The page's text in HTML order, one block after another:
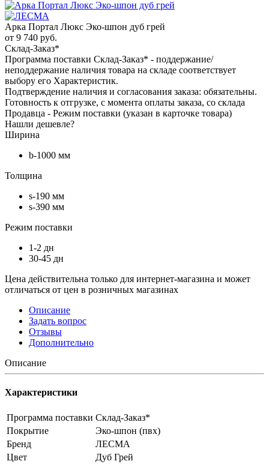
Арка Портал Люкс Эко-шпон дуб грей
от 9 740 руб.
Склад-Заказ*
Программа поставки Склад-Заказ* - поддержание/
неподдержание наличия товара на складе соответствует
выбору его Характеристик.
Подтверждение наличия и согласования заказа: обязательны.
Готовность к отгрузке, с момента оплаты заказа, со склада
Продавца - Режим поставки (указан в карточке товара)
Нашли дешевле?
Ширина
b-1000 мм
Толщина
s-190 мм
s-390 мм
Режим поставки
1-2 дн
30-45 дн
Цена действительна только для интернет-магазина и может
отличаться от цен в розничных магазинах
Описание
Задать вопрос
Отзывы
Дополнительно
Описание
Характеристики
Программа поставки Склад-Заказ*
Покрытие
Эко-шпон (пвх)
Бренд
ЛЕСМА
Цвет
Дуб Грей